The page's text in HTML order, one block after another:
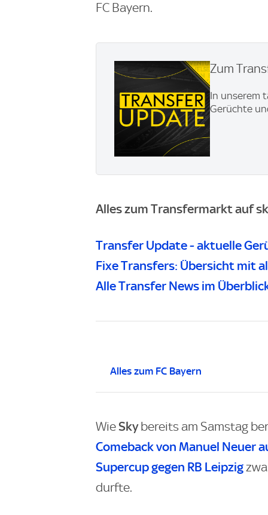
FC Bayern.
Zum
In unserem
Gerüchte
Alles zum Transfermarkt auf
Transfer Update - aktuelle
Fixe Transfers: Übersicht mit
Alle Transfer News im
Alles zum FC Bayern
WieSkybereits am Samstag
Comeback von Manuel Neuer
Supercup gegen RB Leipzig
durfte.